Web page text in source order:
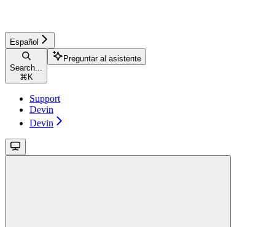
Español
Search...
⌘ K
Preguntar al asistente
Support
Devin
Devin